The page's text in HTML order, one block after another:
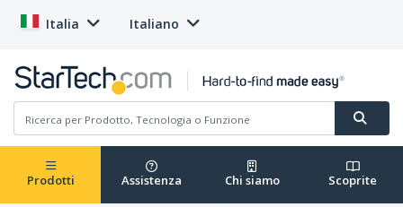
Italia Italiano
Prodotti Assistenza Chi siamo Scoprite